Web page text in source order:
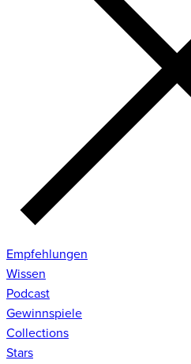
Empfehlungen
Wissen
Podcast
Gewinnspiele
Collections
Stars